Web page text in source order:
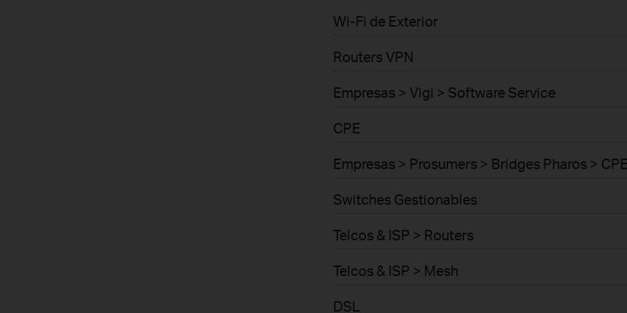
Wi-Fi de Exterior
Routers VPN
Empresas > Vigi > Software Service
CPE
Empresas > Prosumers > Bridges Pharos >
Switches Gestionables
Telcos & ISP > Routers
Telcos & ISP > Mesh
DSL